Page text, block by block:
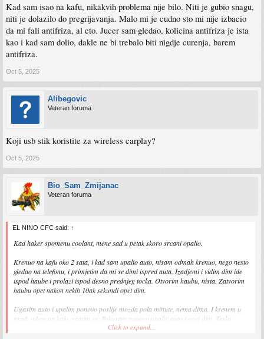
Kad sam isao na kafu, nikakvih problema nije bilo. Niti je gubio snagu,
niti je dolazilo do pregrijavanja. Malo mi je cudno sto mi nije izbacio
da mi fali antifriza, al eto. Jucer sam gledao, kolicina antifriza je ista
kao i kad sam dolio, dakle ne bi trebalo biti nigdje curenja, barem
antifriza.
Oct 5, 2025
Alibegovic
Veteran foruma
Koji usb stik koristite za wireless carplay?
Oct 5, 2025
Bio_Sam_Zmijanac
Veteran foruma
EL NINO CFC said: ↑
Kad haker spomenu coolant, mene sad u petak skoro srcani opalio.
Krenuo na kafu oko 2 sata, i kad sam upalio auto, nisam odmah krenuo, nego nesto
gledao na telefonu, i primjetim da mi se dimi ispred auta. Izadjemi i vidim dim ide
ispod haube i prolazi ispod desno prednjeg tocka. Otvorim haubu, nista. Zatvorim
haubu opet nakon nekih 10ak sekundi opet dim.
Ugasim auto i upalim ponovo poslije mozda pola minute, nema dima. I krenem u
grad, odem na kafu, vratim se. Pokusam ponovo upaliti auto i opet dim. Tesko
skontati odakle dolazi tacno. Uglavnom dimilo je na desnom dijelu motora gdje je
Click to expand...